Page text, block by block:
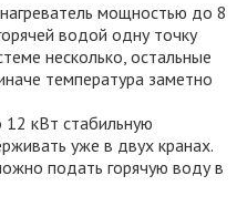
мощностью до 8
водой одну точку
несколько, остальные
температура заметно
кВт стабильную
уже в двух кранах.
подать горячую воду в